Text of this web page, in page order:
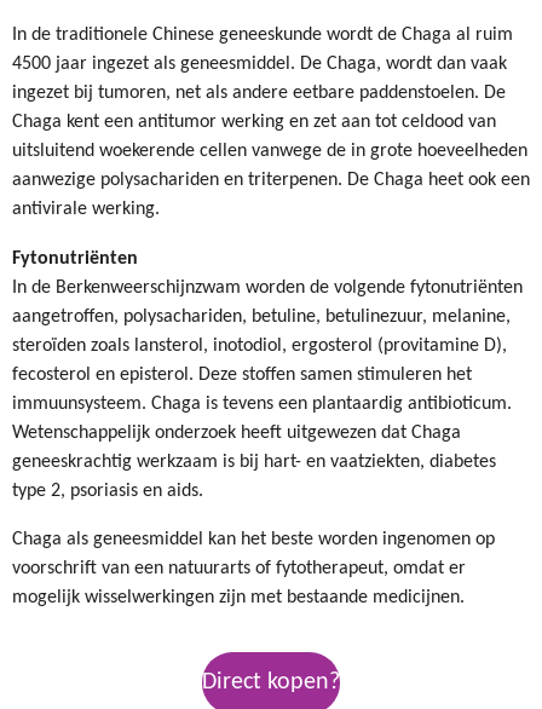
In de traditionele Chinese geneeskunde wordt de Chaga al ruim
4500 jaar ingezet als geneesmiddel. De Chaga, wordt dan vaak
ingezet bij tumoren, net als andere eetbare paddenstoelen. De
Chaga kent een antitumor werking en zet aan tot celdood van
uitsluitend woekerende cellen vanwege de in grote hoeveelheden
aanwezige polysachariden en triterpenen. De Chaga heet ook een
antivirale werking.
Fytonutriënten
In de Berkenweerschijnzwam worden de volgende fytonutriënten
aangetroffen, polysachariden, betuline, betulinezuur, melanine,
steroïden zoals lansterol, inotodiol, ergosterol (provitamine D),
fecosterol en episterol. Deze stoffen samen stimuleren het
immuunsysteem. Chaga is tevens een plantaardig antibioticum.
Wetenschappelijk onderzoek heeft uitgewezen dat Chaga
geneeskrachtig werkzaam is bij hart- en vaatziekten, diabetes
type 2, psoriasis en aids.
Chaga als geneesmiddel kan het beste worden ingenomen op
voorschrift van een natuurarts of fytotherapeut, omdat er
mogelijk wisselwerkingen zijn met bestaande medicijnen.
Direct kopen?